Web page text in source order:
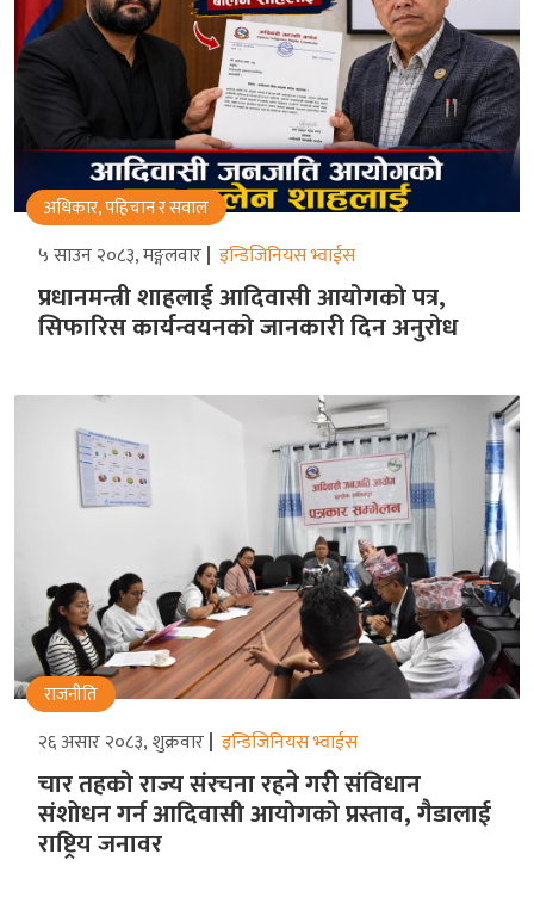
अधिकार, पहिचान र सवाल
५ साउन २०८३, मङ्गलवार इन्डिजिनियस भ्वाईस
प्रधानमन्त्री शाहलाई आदिवासी आयोगको पत्र,
सिफारिस कार्यन्वयनको जानकारी दिन अनुरोध
राजनीति
२६ असार २०८३, शुक्रवार इन्डिजिनियस भ्वाईस
चार तहको राज्य संरचना रहने गरीे संविधान
संशोधन गर्न आदिवासी आयोगको प्रस्ताव, गैडालाई
राष्ट्रिय जनावर